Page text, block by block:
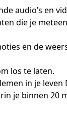
audio’s en
die je
en de
los te laten.
in je leven
je binnen 20